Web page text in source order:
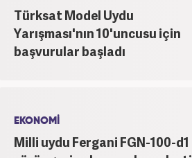
Türksat Model Uydu
Yarışması'nın 10'uncusu için
başvurular başladı
EKONOMİ
Milli uydu Fergani FGN-100-d1